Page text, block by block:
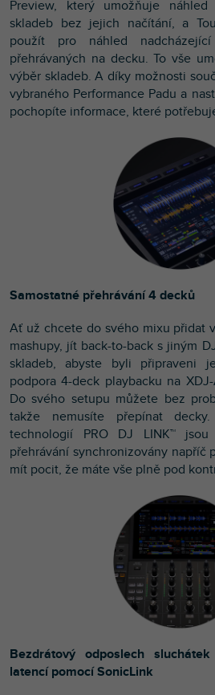
Preview, který umožňuje
skladeb bez jejich načítání, a
použít pro náhled
přehrávaných na decku. To vše
výběr skladeb. A díky možnosti
vybraného Performance Padu a
pochopíte informace, které
Samostatné přehrávání 4 decků
Ať už chcete do svého mixu přidat
mashupy, jít back-to-back s jiným
skladeb, abyste byli připraveni
podpora 4-deck playbacku na
Do svého setupu můžete bez
takže nemusíte přepínat
technologií PRO DJ LINK™
přehrávání synchronizovány napříč
mít pocit, že máte vše plně pod
Bezdrátový odposlech
latencí pomocí SonicLink